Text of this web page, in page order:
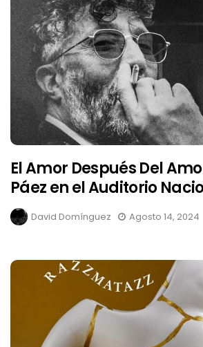
El Amor Después Del
Páez en el Auditorio
David Domínguez Agosto 14, 2024